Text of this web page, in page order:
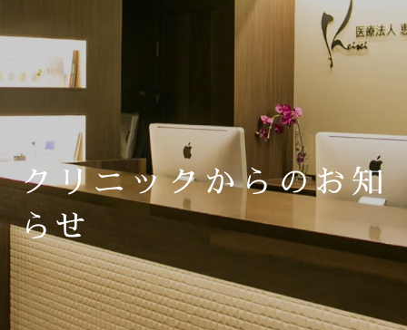
クリニックからのお知
らせ